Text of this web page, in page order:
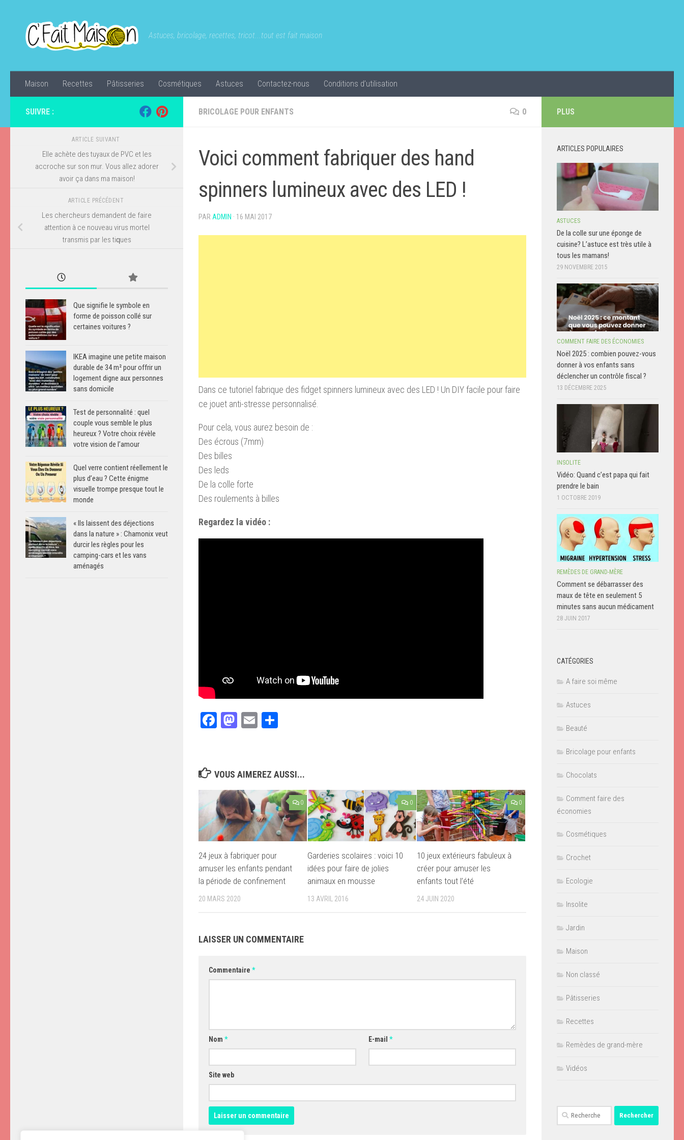
Astuces, bricolage, recettes, tricot...tout est fait maison
Maison Recettes Pâtisseries Cosmétiques Astuces Contactez-nous Conditions d’utilisation
BRICOLAGE POUR ENFANTS 0
Voici comment fabriquer des hand
spinners lumineux avec des LED !
PAR ADMIN · 16 MAI 2017
Dans ce tutoriel fabrique des fidget spinners lumineux avec des LED ! Un DIY facile pour faire
ce jouet anti-stresse personnalisé.
Pour cela, vous aurez besoin de :
Des écrous (7mm)
Des billes
Des leds
De la colle forte
Des roulements à billes
Regardez la vidéo :
Facebook
Mastodon
Email
VOUS AIMEREZ AUSSI...
0
24 jeux à fabriquer pour
amuser les enfants pendant
la période de confinement
20 MARS 2020
0
Garderies scolaires : voici 10
idées pour faire de jolies
animaux en mousse
13 AVRIL 2016
0
10 jeux extérieurs fabuleux à
créer pour amuser les
enfants tout l’été
24 JUIN 2020
LAISSER UN COMMENTAIRE
Commentaire *
Nom * E-mail*
Site web
SUIVRE :
ARTICLE SUIVANT
Elle achète des tuyaux de PVC et les
accroche sur son mur. Vous allez adorer
avoir ça dans ma maison!
ARTICLE PRÉCÉDENT
Les chercheurs demandent de faire
attention à ce nоuvеаu virus mortel
trаnѕmіѕ раr lеѕ tіԛuеs
Que signifie le symbole en
forme de poisson collé sur
certaines voitures ?
IKEA imagine une petite maison
durable de 34 m² pour offrir un
logement digne aux personnes
sans domicile
Test de personnalité : quel
couple vous semble le plus
heureux ? Votre choix révèle
votre vision de l’amour
Quel verre contient réellement le
plus d’eau ? Cette énigme
visuelle trompe presque tout le
monde
« Ils laissent des déjections
dans la nature » : Chamonix veut
durcir les règles pour les
camping-cars et les vans
aménagés
PLUS
ARTICLES POPULAIRES
ASTUCES
De la colle sur une éponge de
cuisine? L’astuce est très utile à
tous les mamans!
29 NOVEMBRE 2015
COMMENT FAIRE DES ÉCONOMIES
Noël 2025 : combien pouvez-vous
donner à vos enfants sans
déclencher un contrôle fiscal ?
13 DÉCEMBRE 2025
INSOLITE
Vidéo: Quand c’est papa qui fait
prendre le bain
1 OCTOBRE 2019
REMÈDES DE GRAND-MÈRE
Comment se débarrasser des
maux de tête en seulement 5
minutes sans aucun médicament
28 JUIN 2017
CATÉGORIES
A faire soi même
Astuces
Beauté
Bricolage pour enfants
Chocolats
Comment faire des
économies
Cosmétiques
Crochet
Ecologie
Insolite
Jardin
Maison
Non classé
Pâtisseries
Recettes
Remèdes de grand-mère
Vidéos
Rechercher :